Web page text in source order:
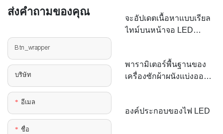
ส่งคำถามของคุณ
Btn_wrapper
บริษัท
อีเมล
ชื่อ
จะอัปเดตเนื้อหาแบบเรียล
ไทม์บนหน้าจอ LED
พารามิเตอร์พื้นฐานของ
เครื่องซักผ้าผนังแบ่งออก
องค์ประกอบของไฟ LED